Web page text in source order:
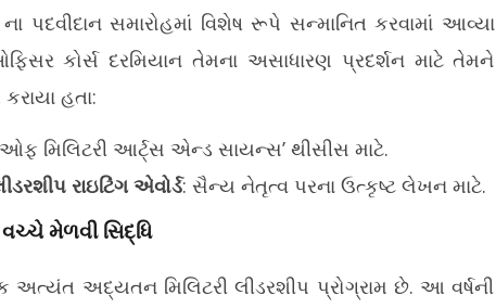
પદવીદાન સમારોહમાં વિશેષ રૂપે સન્માનિત કરવામાં આવ્યા
કોર્સ દરમિયાન તેમના અસાધારણ પ્રદર્શન માટે તેમને
હતા:
ઓફ મિલિટરી આર્ટ્સ એન્ડ સાયન્સ’ થીસીસ માટે.
રાઇટિંગ એવોર્ડ: સૈન્ય નેતૃત્વ પરના ઉત્કૃષ્ટ લેખન માટે.
મેળવી સિદ્ધિ
અત્યંત અદ્યતન મિલિટરી લીડરશીપ પ્રોગ્રામ છે. આ વર્ષની